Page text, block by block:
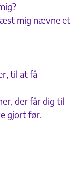
mig nævne et
til at få
der får dig til
gjort før.